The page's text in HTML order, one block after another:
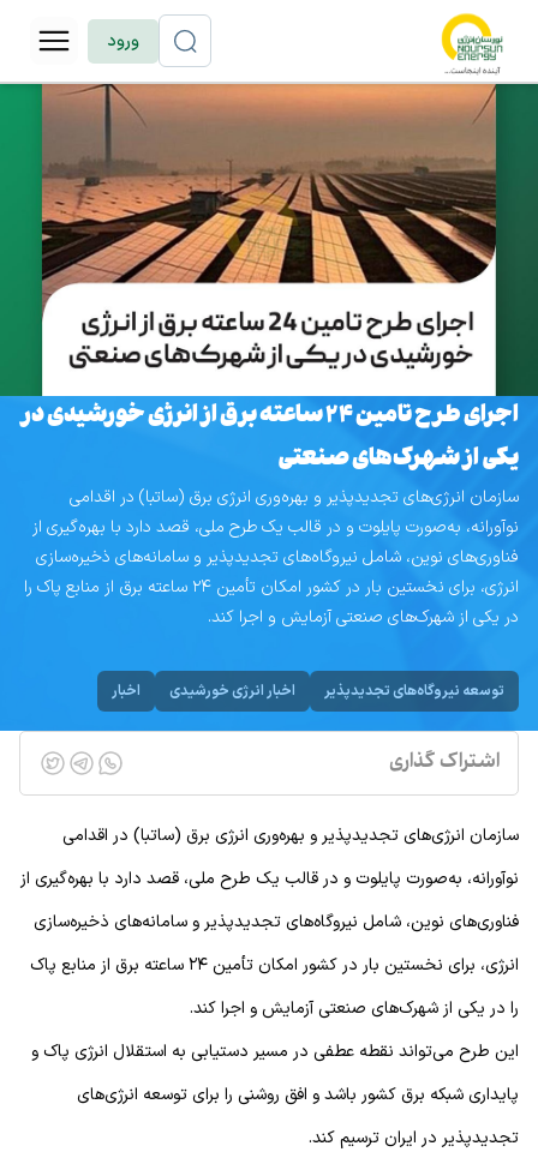
ورود
اجرای طرح تامین 24 ساعته برق از انرژی خورشیدی در
یکی از شهرک‌های صنعتی
سازمان انرژی‌های تجدیدپذیر و بهره‌وری انرژی برق (ساتبا) در اقدامی
نوآورانه، به‌صورت پایلوت و در قالب یک طرح ملی، قصد دارد با بهره‌گیری از
فناوری‌های نوین، شامل نیروگاه‌های تجدیدپذیر و سامانه‌های ذخیره‌سازی
انرژی، برای نخستین بار در کشور امکان تأمین ۲۴ ساعته برق از منابع پاک را
در یکی از شهرک‌های صنعتی آزمایش و اجرا کند.
توسعه نیروگاه‌های تجدیدپذیر اخبار انرژی خورشیدی اخبار
اشتراک گذاری
سازمان انرژی‌های تجدیدپذیر و بهره‌وری انرژی برق (ساتبا) در اقدامی
نوآورانه، به‌صورت پایلوت و در قالب یک طرح ملی، قصد دارد با بهره‌گیری از
فناوری‌های نوین، شامل نیروگاه‌های تجدیدپذیر و سامانه‌های ذخیره‌سازی
انرژی، برای نخستین بار در کشور امکان تأمین ۲۴ ساعته برق از منابع پاک
را در یکی از شهرک‌های صنعتی آزمایش و اجرا کند.
این طرح می‌تواند نقطه عطفی در مسیر دستیابی به استقلال انرژی پاک و
پایداری شبکه برق کشور باشد و افق روشنی را برای توسعه انرژی‌های
تجدیدپذیر در ایران ترسیم کند.